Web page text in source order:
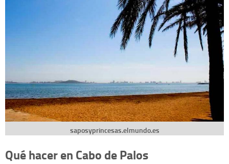
saposyprincesas.elmundo.es
Qué hacer en Cabo de Palos